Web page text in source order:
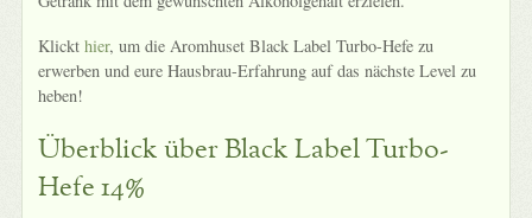
Klickthier, um die Aromhuset Black Label Turbo-Hefe zu
erwerben und eure Hausbrau-Erfahrung auf das nächste Level zu
heben!
Überblick über Black Label Turbo-
Hefe 14%